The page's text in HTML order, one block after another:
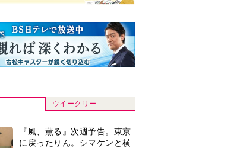
ウイークリー
『風、薫る』次週予告。東京
に戻ったりん。シマケンと横